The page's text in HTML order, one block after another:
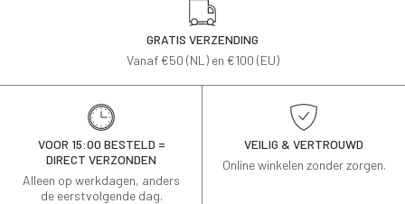
GRATIS VERZENDING
Vanaf €50 (NL) en €100 (EU)
VOOR 15:00 BESTELD =
DIRECT VERZONDEN
Alleen op werkdagen, anders
de eerstvolgende dag.
VEILIG & VERTROUWD
Online winkelen zonder zorgen.